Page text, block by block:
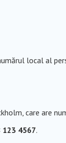
local al
care are
123 4567.